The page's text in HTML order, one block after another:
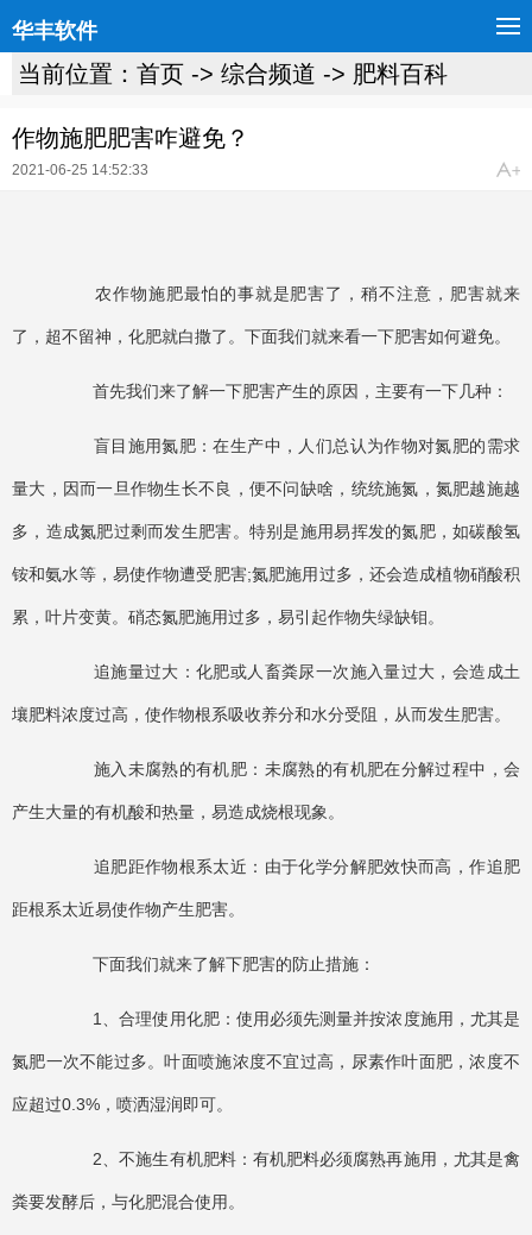
华丰软件
当前位置： 首页 -> 综合频道 -> 肥料百科
作物施肥肥害咋避免？
2021-06-25 14:52:33
农作物施肥最怕的事就是肥害了，稍不注意，肥害就来
了，超不留神，化肥就白撒了。下面我们就来看一下肥害如何避免。
首先我们来了解一下肥害产生的原因，主要有一下几种：
盲目施用氮肥：在生产中，人们总认为作物对氮肥的需求
量大，因而一旦作物生长不良，便不问缺啥，统统施氮，氮肥越施越
多，造成氮肥过剩而发生肥害。特别是施用易挥发的氮肥，如碳酸氢
铵和氨水等，易使作物遭受肥害;氮肥施用过多，还会造成植物硝酸积
累，叶片变黄。硝态氮肥施用过多，易引起作物失绿缺钼。
追施量过大：化肥或人畜粪尿一次施入量过大，会造成土
壤肥料浓度过高，使作物根系吸收养分和水分受阻，从而发生肥害。
施入未腐熟的有机肥：未腐熟的有机肥在分解过程中，会
产生大量的有机酸和热量，易造成烧根现象。
追肥距作物根系太近：由于化学分解肥效快而高，作追肥
距根系太近易使作物产生肥害。
下面我们就来了解下肥害的防止措施：
1、合理使用化肥：使用必须先测量并按浓度施用，尤其是
氮肥一次不能过多。叶面喷施浓度不宜过高，尿素作叶面肥，浓度不
应超过0.3%，喷洒湿润即可。
2、不施生有机肥料：有机肥料必须腐熟再施用，尤其是禽
粪要发酵后，与化肥混合使用。